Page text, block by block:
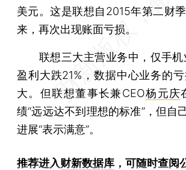
美元。这是联想自2015年第二财
来，再次出现账面亏损。
联想三大主营业务中，仅手机
盈利大跌21%，数据中心业务的
大。但联想董事长兼CEO杨元庆
绩“远远达不到理想的标准”，但自
进展“表示满意”。
推荐进入财新数据库 ，可随时查